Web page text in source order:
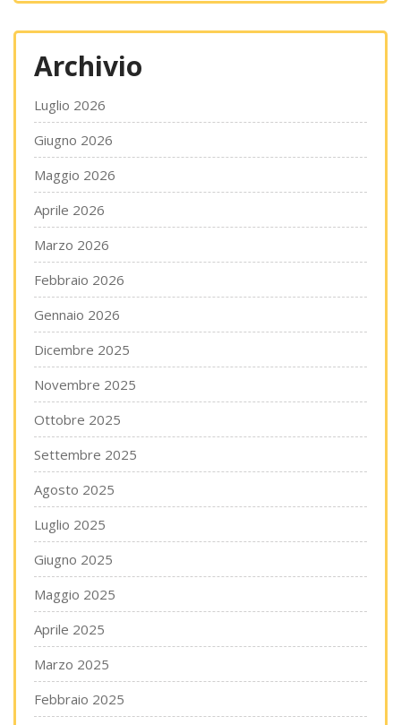
Archivio
Luglio 2026
Giugno 2026
Maggio 2026
Aprile 2026
Marzo 2026
Febbraio 2026
Gennaio 2026
Dicembre 2025
Novembre 2025
Ottobre 2025
Settembre 2025
Agosto 2025
Luglio 2025
Giugno 2025
Maggio 2025
Aprile 2025
Marzo 2025
Febbraio 2025